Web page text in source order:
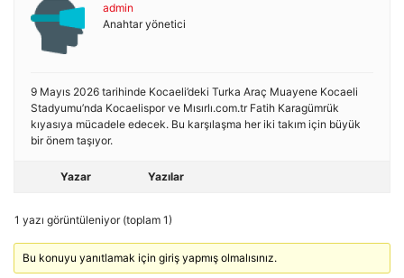
admin
Anahtar yönetici
9 Mayıs 2026 tarihinde Kocaeli’deki Turka Araç Muayene Kocaeli
Stadyumu’nda Kocaelispor ve Mısırlı.com.tr Fatih Karagümrük
kıyasıya mücadele edecek. Bu karşılaşma her iki takım için büyük
bir önem taşıyor.
Yazar Yazılar
1 yazı görüntüleniyor (toplam 1)
Bu konuyu yanıtlamak için giriş yapmış olmalısınız.